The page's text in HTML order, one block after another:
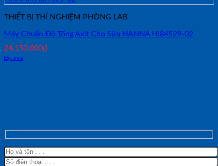
THIẾT BỊ THÍ NGHIỆM PHÒNG LAB
Máy Chuẩn Độ Tổng Axit Cho Sữa HANNA HI84529-02
24,150,000₫
Đặt mua